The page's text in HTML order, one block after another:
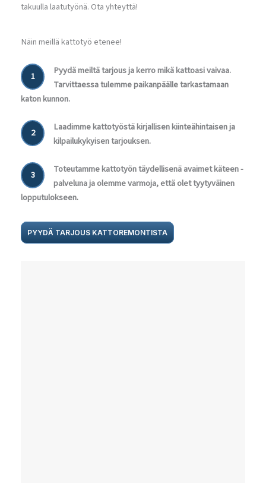
takuulla laatutyönä. Ota yhteyttä!
Näin meillä kattotyö etenee!
1
Pyydä meiltä tarjous ja kerro mikä kattoasi vaivaa.
Tarvittaessa tulemme paikanpäälle tarkastamaan
katon kunnon.
2
Laadimme kattotyöstä kirjallisen kiinteähintaisen ja
kilpailukykyisen tarjouksen.
3
Toteutamme kattotyön täydellisenä avaimet käteen -
palveluna ja olemme varmoja, että olet tyytyväinen
lopputulokseen.
PYYDÄ TARJOUS KATTOREMONTISTA